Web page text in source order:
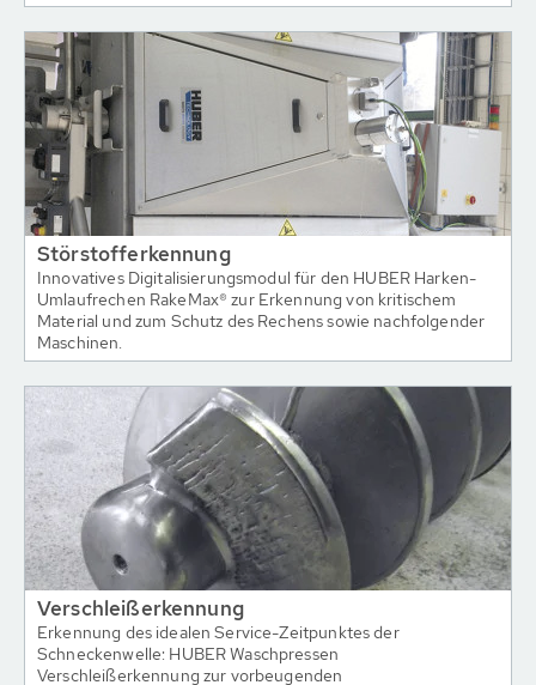
Störstofferkennung
Innovatives Digitalisierungsmodul für den HUBER Harken-
Umlaufrechen RakeMax® zur Erkennung von kritischem
Material und zum Schutz des Rechens sowie nachfolgender
Maschinen.
Verschleißerkennung
Erkennung des idealen Service-Zeitpunktes der
Schneckenwelle: HUBER Waschpressen
Verschleißerkennung zur vorbeugenden